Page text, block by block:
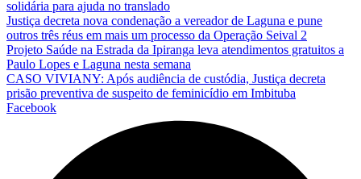
solidária para ajuda no translado
Justiça decreta nova condenação a vereador de Laguna e pune
outros três réus em mais um processo da Operação Seival 2
Projeto Saúde na Estrada da Ipiranga leva atendimentos gratuitos a
Paulo Lopes e Laguna nesta semana
CASO VIVIANY: Após audiência de custódia, Justiça decreta
prisão preventiva de suspeito de feminicídio em Imbituba
Facebook